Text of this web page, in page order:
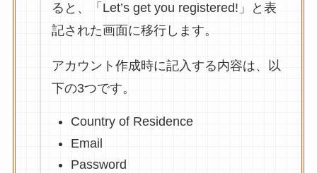
ると、「Let’s get you registered!」と表
記された画面に移行します。
アカウント作成時に記入する内容は、以
下の3つです。
Country of Residence
Email
Password